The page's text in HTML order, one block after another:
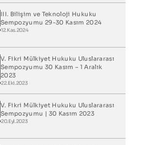
III. Bilişim ve Teknoloji Hukuku
Sempozyumu 29-30 Kasım 2024
12.Kas.2024
V. Fikri Mülkiyet Hukuku Uluslararası
Sempozyumu 30 Kasım – 1 Aralık
2023
22.Eki.2023
V. Fikri Mülkiyet Hukuku Uluslararası
Sempozyumu | 30 Kasım 2023
20.Eyl.2023